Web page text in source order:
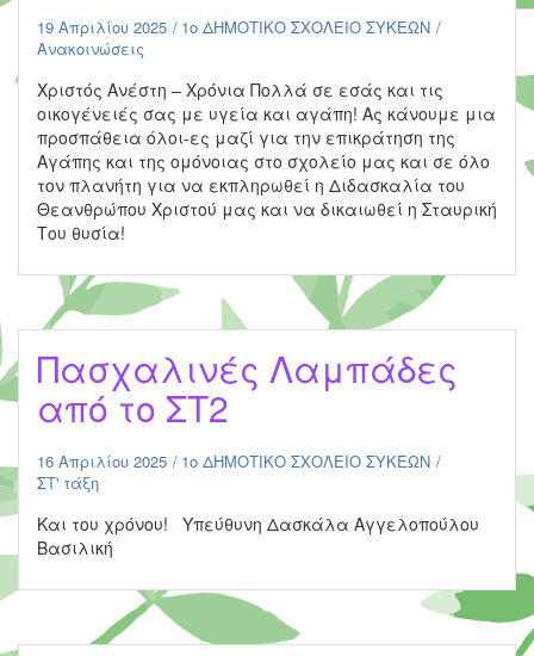
19 Απριλίου 2025
1ο ΔΗΜΟΤΙΚΟ ΣΧΟΛΕΙΟ ΣΥΚΕΩΝ
Ανακοινώσεις
Χριστός Ανέστη – Χρόνια Πολλά σε εσάς και τις
οικογένειές σας με υγεία και αγάπη! Ας κάνουμε μια
προσπάθεια όλοι-ες μαζί για την επικράτηση της
Αγάπης και της ομόνοιας στο σχολείο μας και σε όλο
τον πλανήτη για να εκπληρωθεί η Διδασκαλία του
Θεανθρώπου Χριστού μας και να δικαιωθεί η Σταυρική
Του θυσία!
Πασχαλινές Λαμπάδες
από το ΣΤ2
16 Απριλίου 2025
1ο ΔΗΜΟΤΙΚΟ ΣΧΟΛΕΙΟ ΣΥΚΕΩΝ
ΣΤ' τάξη
Και του χρόνου! Υπεύθυνη Δασκάλα Αγγελοπούλου
Βασιλική